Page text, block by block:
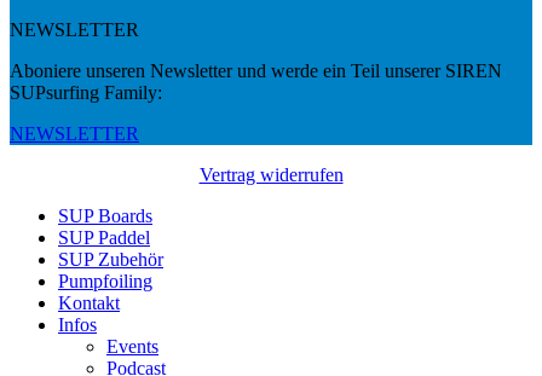
NEWSLETTER
Aboniere unseren Newsletter und werde ein Teil unserer SIREN
SUPsurfing Family:
NEWSLETTER
Vertrag widerrufen
SUP Boards
SUP Paddel
SUP Zubehör
Pumpfoiling
Kontakt
Infos
Events
Podcast